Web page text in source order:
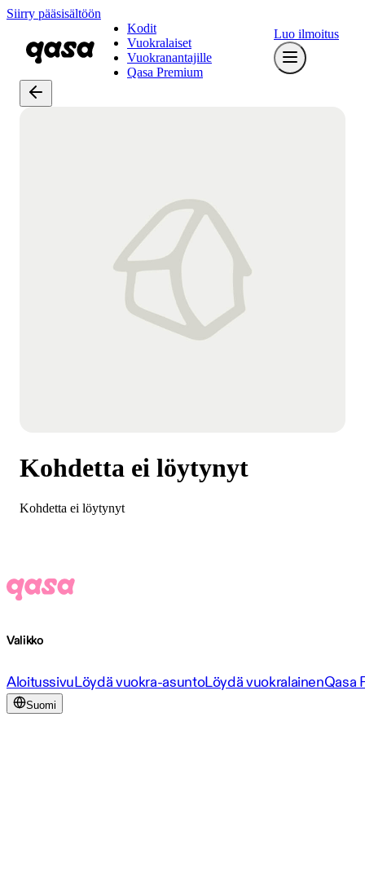
Siirry pääsisältöön
Kodit
Vuokralaiset
Vuokranantajille
Qasa Premium
Luo ilmoitus
Kohdetta ei löytynyt
Kohdetta ei löytynyt
Valikko
AloitussivuLöydä vuokra-asuntoLöydä vuokralainenQasa
Suomi